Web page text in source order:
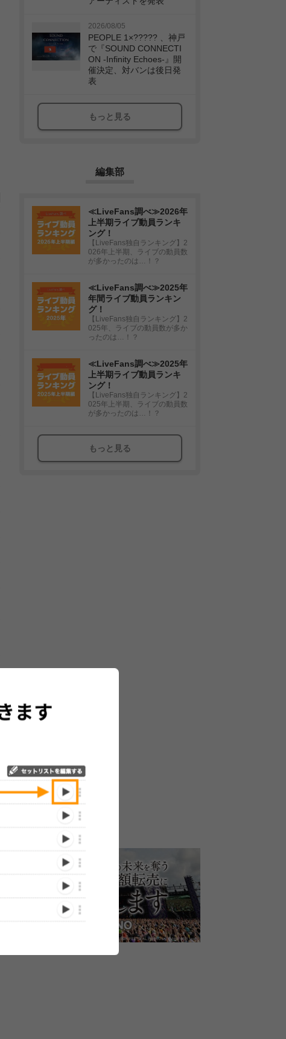
2026/08/05
PEOPLE 1×????? 、神戸
で『SOUND CONNECTI
ON -Infinity Echoes-』開
催決定、対バンは後日発
表
もっと見る
編集部
≪LiveFans調べ≫2026年
上半期ライブ動員ランキ
ング！
【LiveFans独自ランキング】2
026年上半期、ライブの動員数
が多かったのは…！？
≪LiveFans調べ≫2025年
年間ライブ動員ランキン
グ！
【LiveFans独自ランキング】2
025年、ライブの動員数が多か
ったのは…！？
≪LiveFans調べ≫2025年
上半期ライブ動員ランキ
ング！
【LiveFans独自ランキング】2
025年上半期、ライブの動員数
が多かったのは…！？
もっと見る